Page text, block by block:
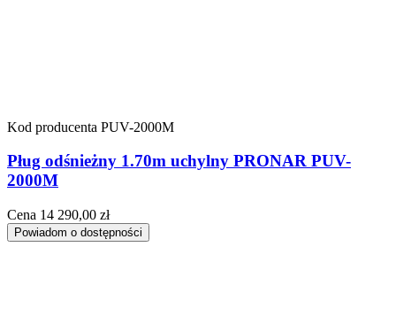
Kod producenta PUV-2000M
Pług odśnieżny 1.70m uchylny PRONAR PUV-
2000M
Cena 14 290,00 zł
Powiadom o dostępności